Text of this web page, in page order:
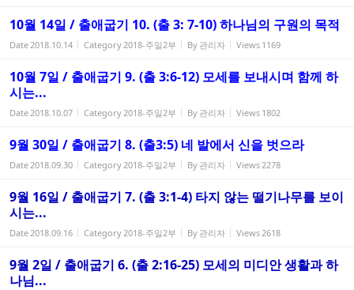
10월 14일 / 출애굽기 10. (출 3: 7-10) 하나님의 구원의 목적
Date2018.10.14 Category2018-주일2부 By 관리자 Views 1169
10월 7일 / 출애굽기 9. (출 3:6-12) 모세를 보내시며 함께 하
시는...
Date2018.10.07 Category2018-주일2부 By 관리자 Views 1802
9월 30일 / 출애굽기 8. (출3:5) 네 발에서 신을 벗으라
Date2018.09.30 Category2018-주일2부 By 관리자 Views2278
9월 16일 / 출애굽기 7. (출 3:1-4) 타지 않는 떨기나무를 보이
시는...
Date2018.09.16 Category2018-주일2부 By 관리자 Views2618
9월 2일 / 출애굽기 6. (출 2:16-25) 모세의 미디안 생활과 하
나님...